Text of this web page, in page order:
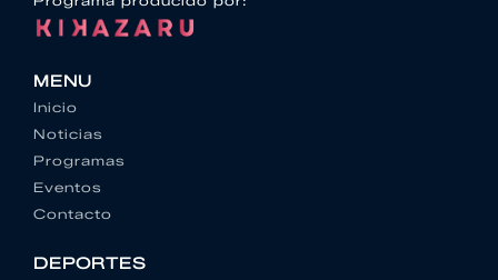
MENU
Inicio
Noticias
Programas
Eventos
Contacto
DEPORTES